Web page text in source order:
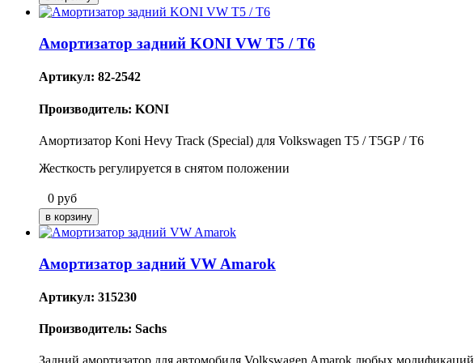
Амортизатор задний KONI VW T5 / T6
Артикул: 82-2542
Производитель: KONI
Амортизатор Koni Hevy Track (Special) для Volkswagen T5 / T5GP / T6
Жесткость регулируется в снятом положении
0 руб
Амортизатор задний VW Amarok
Артикул: 315230
Производитель: Sachs